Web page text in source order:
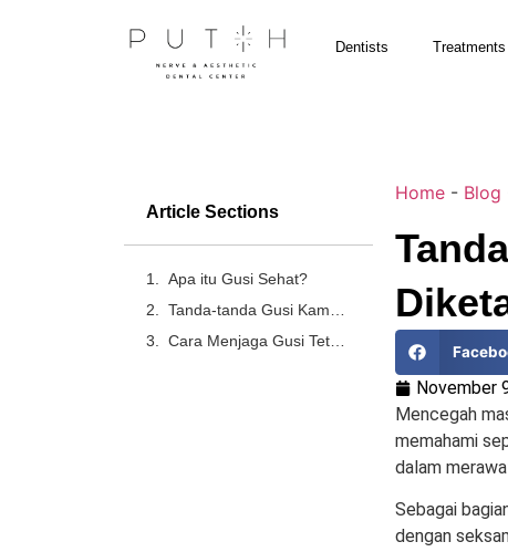
Dentists Treatments
Article Sections
Apa itu Gusi Sehat?
Home- Blog
November
Mencegah
memahami
dalam
Sebagai
dengan